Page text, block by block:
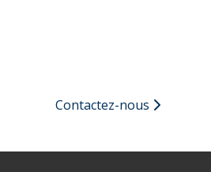
Contactez-nous